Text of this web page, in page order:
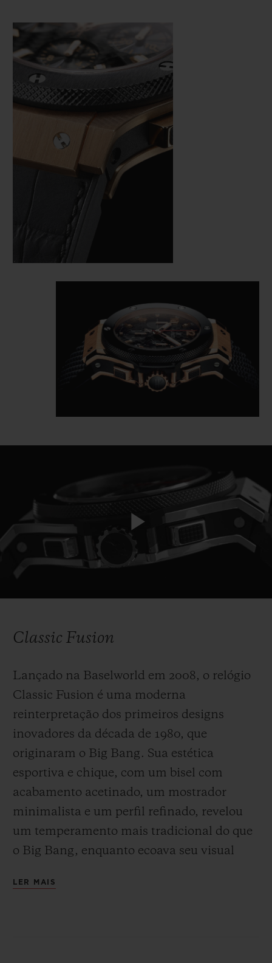
valores da Hublot, evocando a origem do
universo, a explosão quando toda a matéria
foi condensada como uma única entidade
na fusão original.
Play
Classic Fusion
Lançado na Baselworld em 2008, o relógio
Classic Fusion é uma moderna
reinterpretação dos primeiros designs
inovadores da década de 1980, que
originaram o Big Bang. Sua estética
esportiva e chique, com um bisel com
acabamento acetinado, um mostrador
minimalista e um perfil refinado, revelou
um temperamento mais tradicional do que
o Big Bang, enquanto ecoava seu visual
must-have atemporal, integrando diversos
LER MAIS